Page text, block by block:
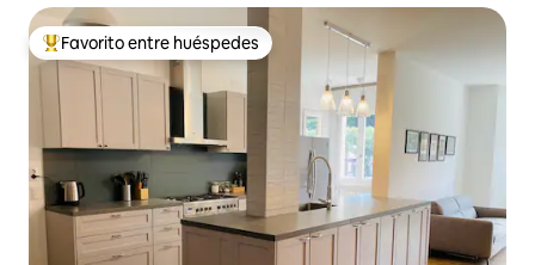
Favorito entre huéspedes preferido
Favorito entre huéspedes